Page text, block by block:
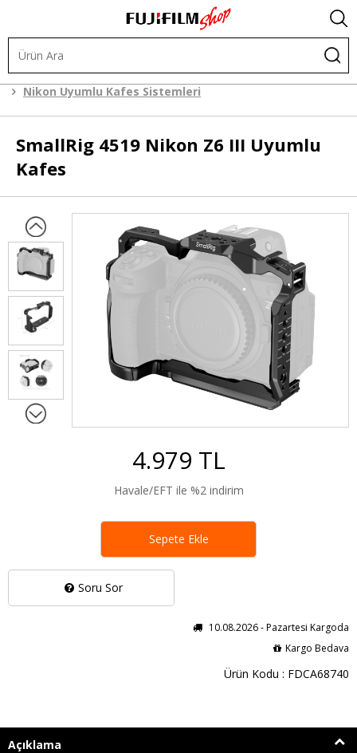
Nikon Uyumlu Kafes Sistemleri
SmallRig 4519 Nikon Z6 III Uyumlu
Kafes
Soru Sor
4.979 TL
Havale/EFT ile %2 indirim
10.08.2026 - Pazartesi Kargoda
Kargo Bedava
Ürün Kodu : FDCA68740
Sepete Ekle
Açıklama